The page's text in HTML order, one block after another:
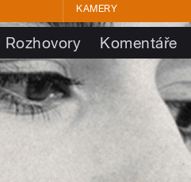
KAMERY
Rozhovory Komentáře